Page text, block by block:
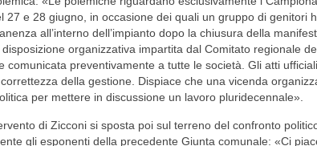
27 e 28 giugno, in occasione dei quali un gruppo di genitori
all’interno dell’impianto dopo la chiusura della
organizzativa impartita dal Comitato regionale
comunicata preventivamente a tutte le società. Gli atti
della gestione. Dispiace che una vicenda
per mettere in discussione un lavoro pluridecennale».
di Zicconi si sposta poi sul terreno del confronto
gli esponenti della precedente Giunta comunale: «Ci